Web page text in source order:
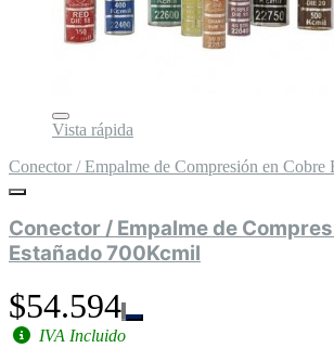
Vista rápida
Conector / Empalme de Compresión en Cobre
Conector / Empalme de
Estañado 700Kcmil
$54.594
IVA Incluido